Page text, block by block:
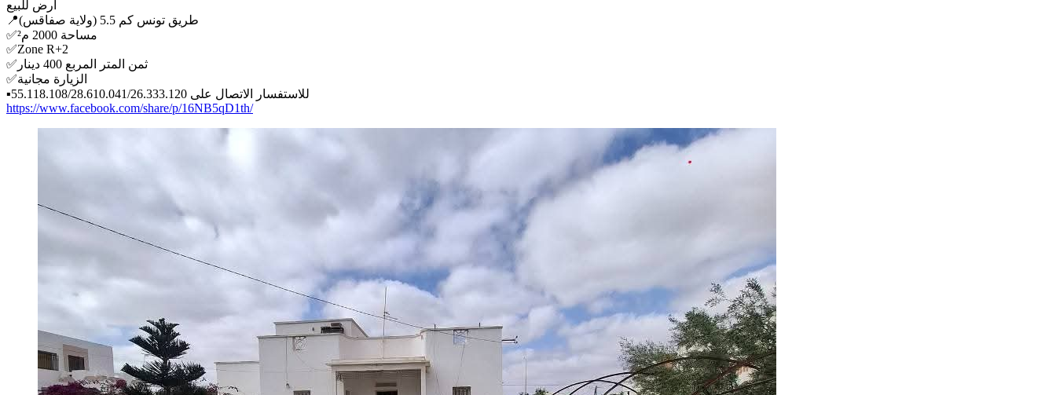
أرض للبيع
📍طريق تونس كم 5.5 (ولاية صفاقس)
✅️مساحة 2000 م²
✅️Zone R+2
✅️ثمن المتر المربع 400 دينار
✅️الزيارة مجانية
▪️للاستفسار الاتصال على 55.118.108/28.610.041/26.333.120
https://www.facebook.com/share/p/16NB5qD1th/